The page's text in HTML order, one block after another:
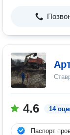
4.6 14
Паспорт